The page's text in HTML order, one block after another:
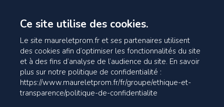
Ce site utilise des cookies.
Le site maureletprom.fr et ses partenaires utilisent
des cookies afin d’optimiser les fonctionnalités du site
et à des fins d’analyse de l’audience du site. En savoir
plus sur notre politique de confidentialité :
https://www.maureletprom.fr/fr/groupe/ethique-et-
transparence/politique-de-confidentialite